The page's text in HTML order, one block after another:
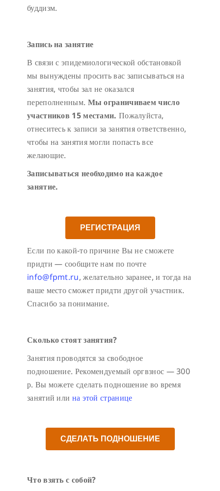
буддизм.
Запись на занятие
В связи с эпидемиологической обстановкой
мы вынуждены просить вас записываться на
занятия, чтобы зал не оказался
переполненным. Мы ограничиваем число
участников 15 местами. Пожалуйста,
отнеситесь к записи за занятия ответственно,
чтобы на занятия могли попасть все
желающие.
Записываться необходимо на каждое
занятие.
РЕГИСТРАЦИЯ
Если по какой-то причине Вы не сможете
придти — сообщите нам по почте
info@fpmt.ru, желательно заранее, и тогда на
ваше место сможет придти другой участник.
Спасибо за понимание.
Сколько стоят занятия?
Занятия проводятся за свободное
подношение. Рекомендуемый оргвзнос — 300
р. Вы можете сделать подношение во время
занятий или на этой странице
СДЕЛАТЬ ПОДНОШЕНИЕ
Что взять с собой?